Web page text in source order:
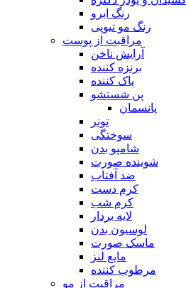
رنگ ابرو
رنگ مو تیوپی
مراقبت از پوست
آرایش ناخن
برنزه کننده
پاک کننده
پن شستشو
پانسمان
تونر
سوختگی
شامپو بدن
شوینده صورت
ضد آفتاب
کرم دست
کرم شب
لایه بردار
لوسیون بدن
ماسک صورت
مایع لنز
مرطوب کننده
مراقبت از مو